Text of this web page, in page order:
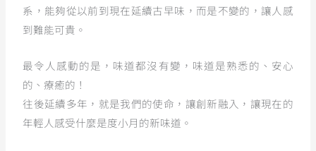
系，能夠從以前到現在延續古早味，而是不變的，讓人感
到難能可貴。
最令人感動的是，味道都沒有變，味道是熟悉的、安心
的、療癒的！
往後延續多年，就是我們的使命，讓創新融入，讓現在的
年輕人感受什麼是度小月的新味道。